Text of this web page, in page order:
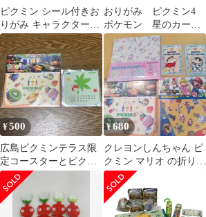
ピクミン シール付きお
りがみ キャラクターシ
ール2点 計3点セット
おりがみ ピクミン4
ポケモン 星のカービ
ィ ショウワノート
¥500
広島ピクミンテラス限
定コースターとピクミ
ン4 おりがみ（ちよが
み）のセット
¥680
クレヨンしんちゃん ピ
クミン マリオ の折り紙
とワッペン